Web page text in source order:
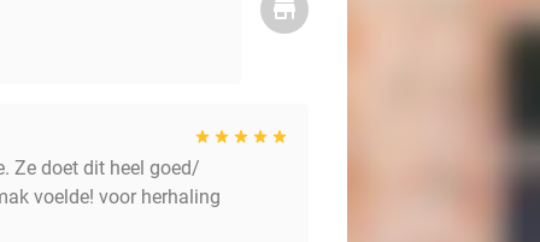
Ze doet dit heel goed/
voelde! voor herhaling